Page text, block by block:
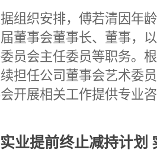
组织安排，傅若清因年
董事会董事长、董事，
员会主任委员等职务。
担任公司董事会艺术委
开展相关工作提供专业
业提前终止减持计划